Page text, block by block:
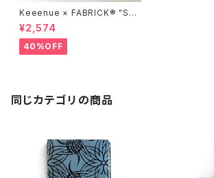
Keeenue × FABRICK®︎ "SLI
PPERS" stacks Exclusive
model
¥2,574
40%OFF
同じカテゴリの商品